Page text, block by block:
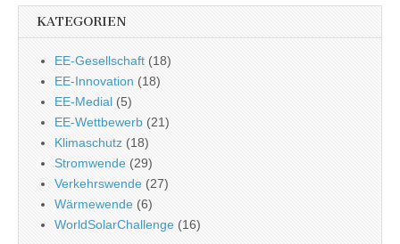
KATEGORIEN
EE-Gesellschaft (18)
EE-Innovation (18)
EE-Medial (5)
EE-Wettbewerb (21)
Klimaschutz (18)
Stromwende (29)
Verkehrswende (27)
Wärmewende (6)
WorldSolarChallenge (16)